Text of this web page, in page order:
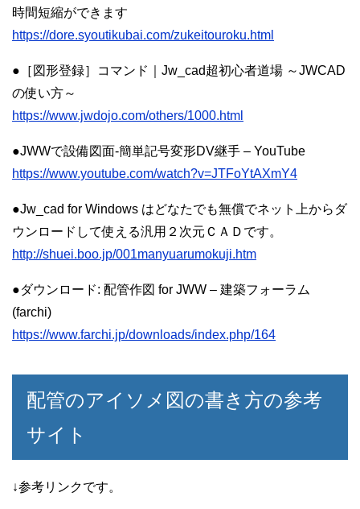
時間短縮ができます
https://dore.syoutikubai.com/zukeitouroku.html
●［図形登録］コマンド｜Jw_cad超初心者道場 ～JWCAD
の使い方～
https://www.jwdojo.com/others/1000.html
●JWWで設備図面-簡単記号変形DV継手 – YouTube
https://www.youtube.com/watch?v=JTFoYtAXmY4
●Jw_cad for Windows はどなたでも無償でネット上からダ
ウンロードして使える汎用２次元ＣＡＤです。
http://shuei.boo.jp/001manyuarumokuji.htm
●ダウンロード: 配管作図 for JWW – 建築フォーラム
(farchi)
https://www.farchi.jp/downloads/index.php/164
配管のアイソメ図の書き方の参考
サイト
↓参考リンクです。